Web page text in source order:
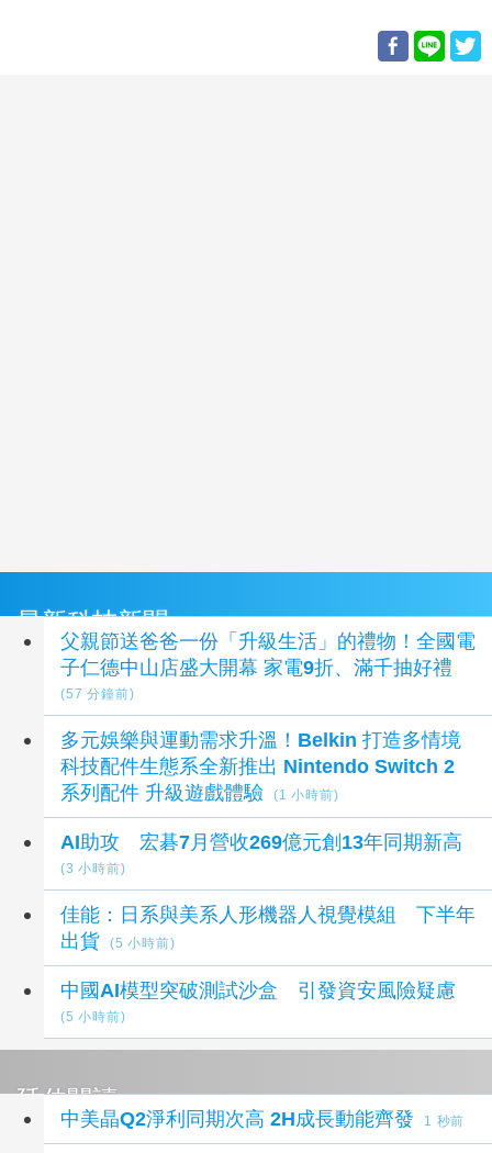
最新科技新聞
父親節送爸爸一份「升級生活」的禮物！全國電
子仁德中山店盛大開幕 家電9折、滿千抽好禮
(57 分鐘前)
多元娛樂與運動需求升溫！Belkin 打造多情境
科技配件生態系全新推出 Nintendo Switch 2
系列配件 升級遊戲體驗
(1 小時前)
AI助攻 宏碁7月營收269億元創13年同期新高
(3 小時前)
佳能：日系與美系人形機器人視覺模組 下半年
出貨
(5 小時前)
中國AI模型突破測試沙盒 引發資安風險疑慮
(5 小時前)
延伸閱讀
中美晶Q2淨利同期次高 2H成長動能齊發 1 秒前